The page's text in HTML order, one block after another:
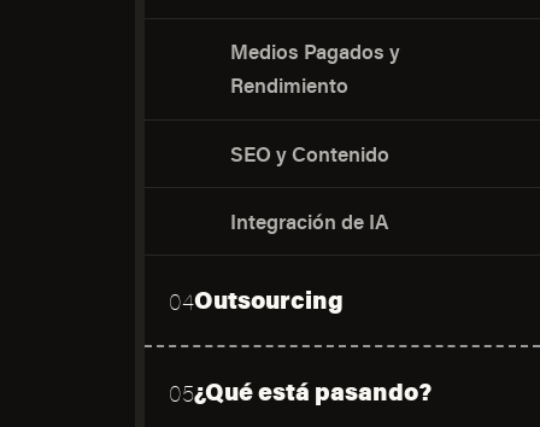
Medios Pagados y
Rendimiento
SEO y Contenido
Integración de IA
04Outsourcing
05¿Qué está pasando?